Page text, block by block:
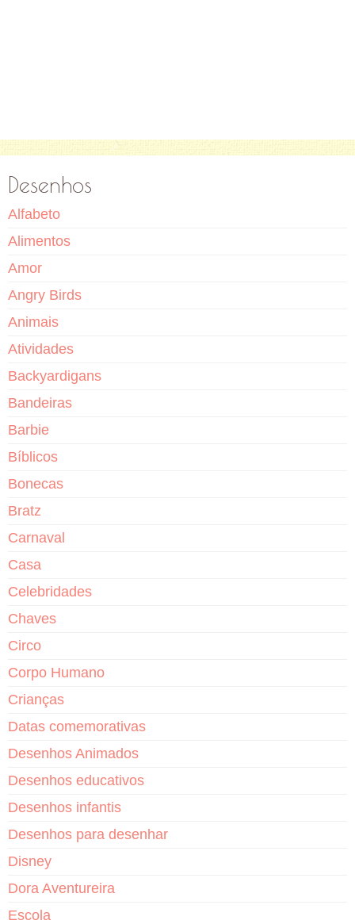
Desenhos
Alfabeto
Alimentos
Amor
Angry Birds
Animais
Atividades
Backyardigans
Bandeiras
Barbie
Bíblicos
Bonecas
Bratz
Carnaval
Casa
Celebridades
Chaves
Circo
Corpo Humano
Crianças
Datas comemorativas
Desenhos Animados
Desenhos educativos
Desenhos infantis
Desenhos para desenhar
Disney
Dora Aventureira
Escola